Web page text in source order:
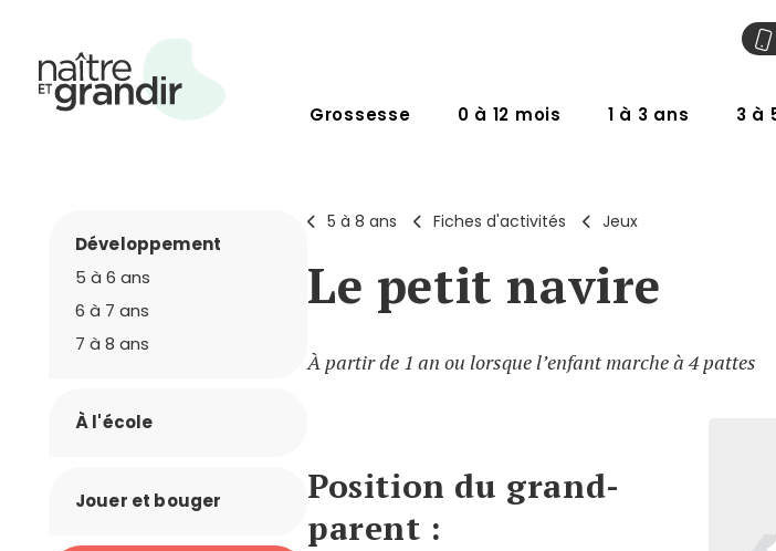
Grossesse 0 à 12 mois 1 à 3 ans 3 à
5 à 8 ans Fiches d'activités Jeux
Le petit navire
À partir de 1 an ou lorsque l’enfant marche à 4 pattes
Position du grand-
parent :
Développement
5 à 6 ans
6 à 7 ans
7 à 8 ans
À l'école
Jouer et bouger